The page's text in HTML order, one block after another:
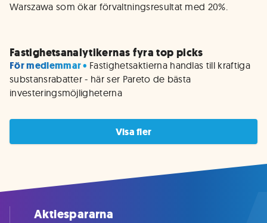
Warszawa som ökar förvaltningsresultat med 20%.
Fastighetsanalytikernas fyra top picks
För medlemmar • Fastighetsaktierna handlas till kraftiga
substansrabatter - här ser Pareto de bästa
investeringsmöjligheterna
Visa fler
Aktiespararna